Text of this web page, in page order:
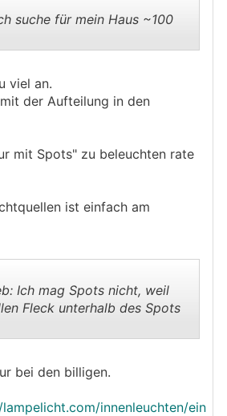
.
suche für mein Haus ~100
viel an.
der Aufteilung in den
mit Spots" zu beleuchten rate
ist einfach am
Ich mag Spots nicht, weil
Fleck unterhalb des Spots
bei den billigen.
innenleuchten/ein